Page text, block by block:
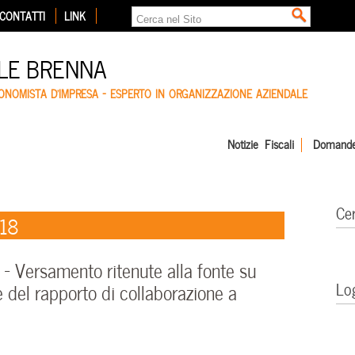
CONTATTI LINK
BRENNA
D'IMPRESA – ESPERTO IN ORGANIZZAZIONE AZIENDALE
Notizie Fiscali
– Versamento ritenute alla fonte su
rapporto di collaborazione a